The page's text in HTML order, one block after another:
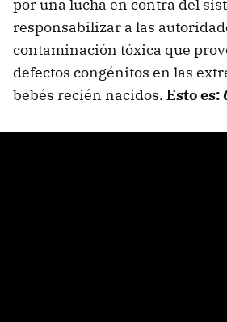
por una lucha en contra del
responsabilizar a las
contaminación tóxica que
defectos congénitos en las
bebés recién nacidos. Esto es: